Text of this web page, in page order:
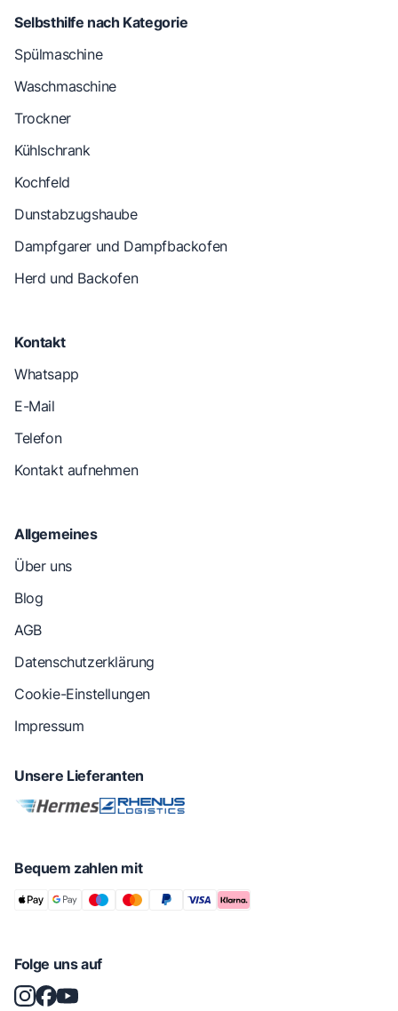
Selbsthilfe nach Kategorie
Spülmaschine
Waschmaschine
Trockner
Kühlschrank
Kochfeld
Dunstabzugshaube
Dampfgarer und Dampfbackofen
Herd und Backofen
Kontakt
Whatsapp
E-Mail
Telefon
Kontakt aufnehmen
Allgemeines
Über uns
Blog
AGB
Datenschutzerklärung
Cookie-Einstellungen
Impressum
Unsere Lieferanten
Bequem zahlen mit
Folge uns auf